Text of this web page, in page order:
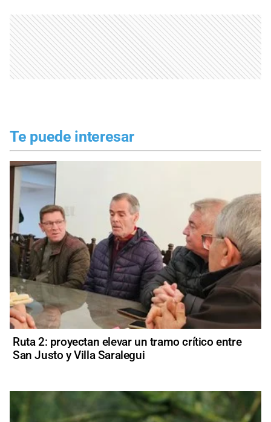
Te puede interesar
Ruta 2: proyectan elevar un tramo crítico entre
San Justo y Villa Saralegui